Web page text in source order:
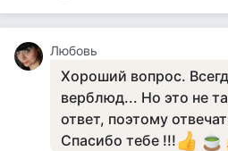
Любовь
Хороший вопрос.
верблюд... Но это не
ответ, поэтому
Спасибо тебе !!!